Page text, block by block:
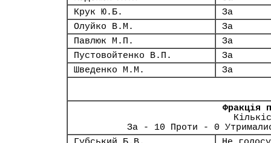
Крук Ю.Б.
За
Олуйко В.М.
За
Павлюк М.П.
За
Пустовойтенко В.П.
За
Шведенко М.М.
За
Фракція
За - 10 Проти - 0